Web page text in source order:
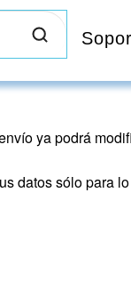
ya podrá
datos sólo para